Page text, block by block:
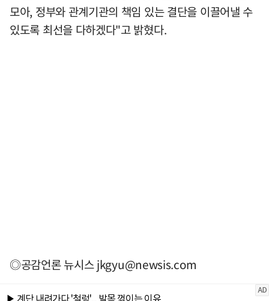
모아, 정부와 관계기관의 책임 있는 결단을 이끌어낼 수
있도록 최선을 다하겠다"고 밝혔다.
◎공감언론 뉴시스jkgyu@newsis.com